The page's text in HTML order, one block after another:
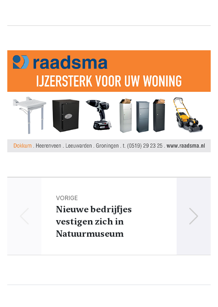
VORIGE
Nieuwe bedrijfjes
vestigen zich in
Natuurmuseum